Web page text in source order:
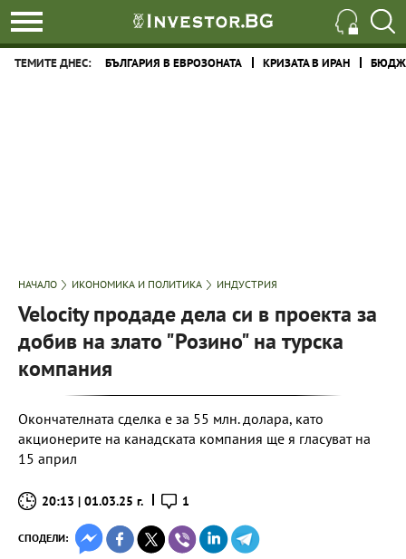
ТЕМИТЕ ДНЕС: БЪЛГАРИЯ В ЕВРОЗОНАТА КРИЗАТА В ИРАН
НАЧАЛО ИКОНОМИКА И ПОЛИТИКА ИНДУСТРИЯ
Velocity продаде дела си в проекта за
добив на злато "Розино" на турска
компания
Окончателната сделка е за 55 млн. долара, като
акционерите на канадската компания ще я гласуват на
15 април
20:13 | 01.03.25 г. 1
СПОДЕЛИ: